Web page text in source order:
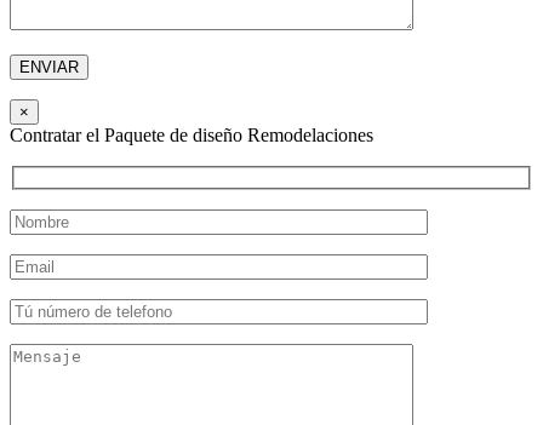
×
Contratar el Paquete de diseño Remodelaciones